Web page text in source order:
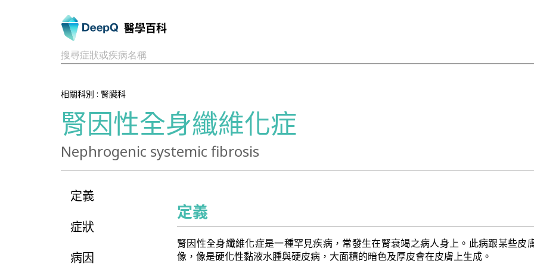
醫學百科
搜尋症狀或疾病名稱
相關科別 : 腎臟科
腎因性全身纖維化症
Nephrogenic systemic fibrosis
定義
症狀
病因
定義
腎因性全身纖維化症是一種罕見疾病，常發生在腎衰竭之病人身上。此病跟某些皮
像，像是硬化性黏液水腫與硬皮病，大面積的暗色及厚皮會在皮膚上生成。